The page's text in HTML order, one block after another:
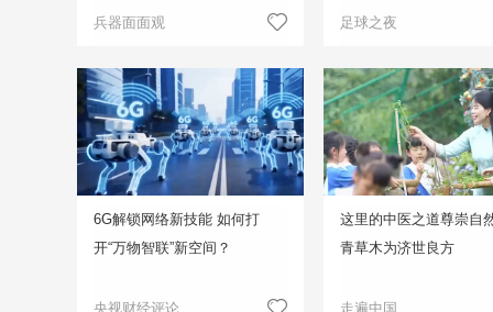
兵器面面观 足球之夜
6G解锁网络新技能 如何打
开“万物智联”新空间？
央视财经评论
这里的中医之道尊崇自
青草木为济世良方
走遍中国